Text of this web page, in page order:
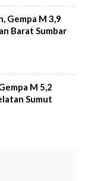
Gempa M 3,9
Barat Sumbar
M 5,2
Sumut